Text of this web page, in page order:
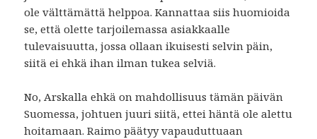
ole välttämättä helppoa. Kannattaa siis huomioida
se, että olette tarjoilemassa asiakkaalle
tulevaisuutta, jossa ollaan ikuisesti selvin päin,
siitä ei ehkä ihan ilman tukea selviä.
No, Arskalla ehkä on mahdollisuus tämän päivän
Suomessa, johtuen juuri siitä, ettei häntä ole alettu
hoitamaan. Raimo päätyy vapauduttuaan